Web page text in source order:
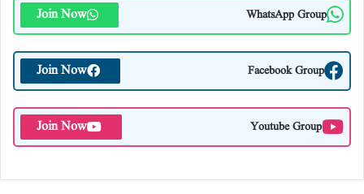
WhatsApp Group
Join Now
Facebook Group
Join Now
Youtube Group
Join Now